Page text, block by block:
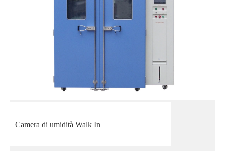
Camera di umidità Walk In